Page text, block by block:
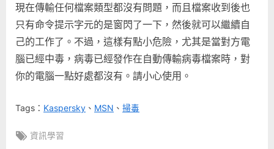
現在傳輸任何檔案類型都沒有問題，而且檔案收到後也
只有命令提示字元的是窗閃了一下，然後就可以繼續自
己的工作了。不過，這樣有點小危險，尤其是當對方電
腦已經中毒，病毒已經發作在自動傳輸病毒檔案時，對
你的電腦一點好處都沒有。請小心使用。
Tags： Kaspersky 、 MSN 、 掃毒
Tags:
資訊學習